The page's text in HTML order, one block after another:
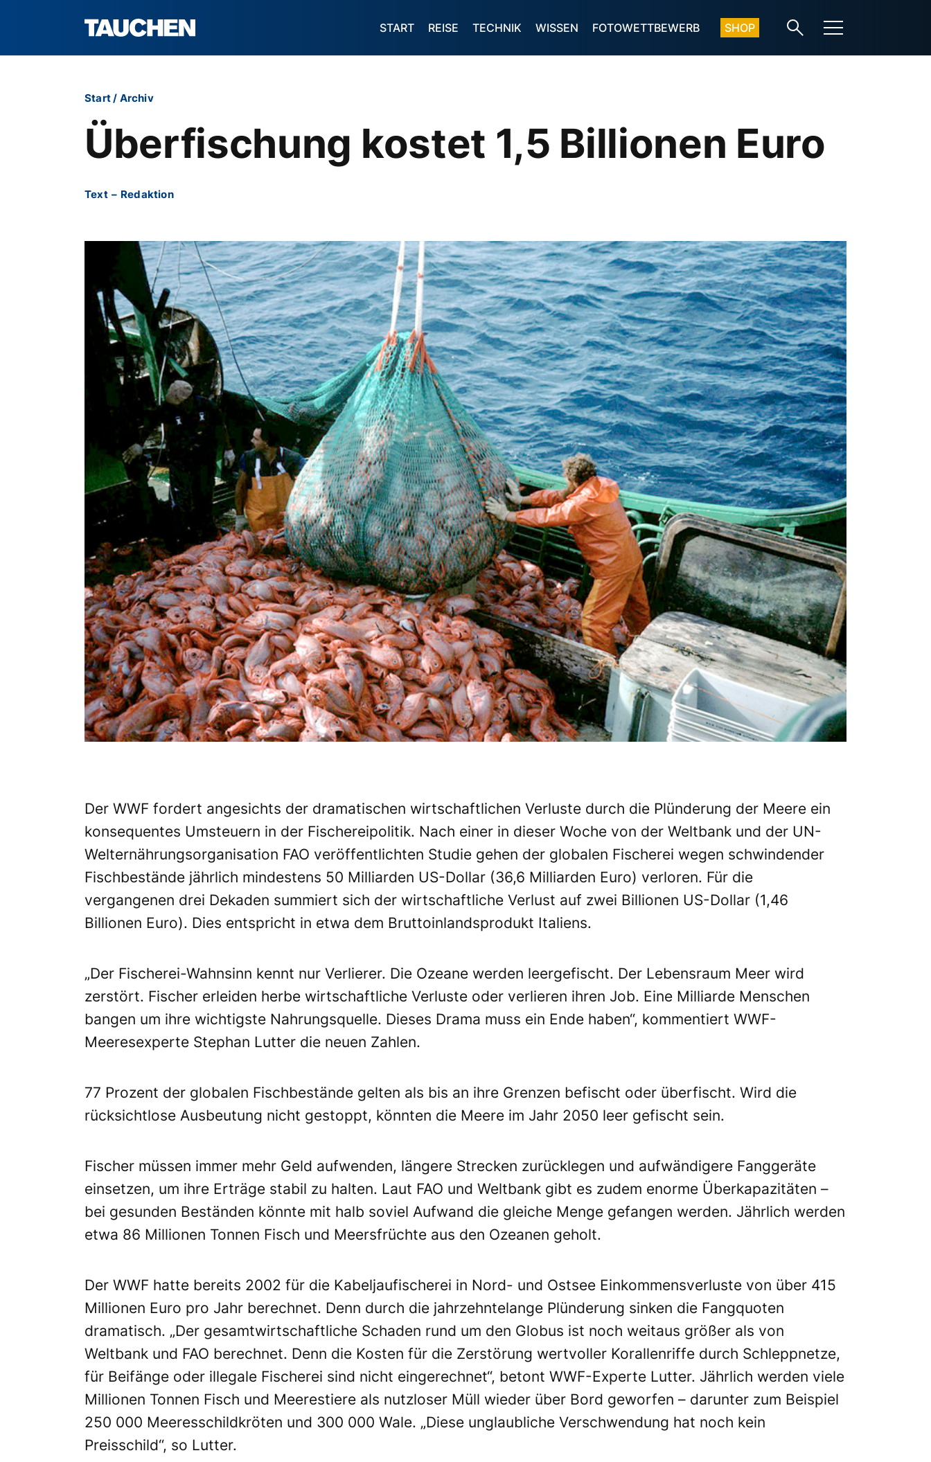
START REISE TECHNIK WISSEN FOTOWETTBEWERB SHOP
Start/ Archiv
Überfischung kostet 1,5 Billionen Euro
Text – Redaktion
Der WWF fordert angesichts der dramatischen wirtschaftlichen Verluste durch die Plünderung der Meere ein
konsequentes Umsteuern in der Fischereipolitik. Nach einer in dieser Woche von der Weltbank und der UN-
Welternährungsorganisation FAO veröffentlichten Studie gehen der globalen Fischerei wegen schwindender
Fischbestände jährlich mindestens 50 Milliarden US-Dollar (36,6 Milliarden Euro) verloren. Für die
vergangenen drei Dekaden summiert sich der wirtschaftliche Verlust auf zwei Billionen US-Dollar (1,46
Billionen Euro). Dies entspricht in etwa dem Bruttoinlandsprodukt Italiens.
„Der Fischerei-Wahnsinn kennt nur Verlierer. Die Ozeane werden leergefischt. Der Lebensraum Meer wird
zerstört. Fischer erleiden herbe wirtschaftliche Verluste oder verlieren ihren Job. Eine Milliarde Menschen
bangen um ihre wichtigste Nahrungsquelle. Dieses Drama muss ein Ende haben“, kommentiert WWF-
Meeresexperte Stephan Lutter die neuen Zahlen.
77 Prozent der globalen Fischbestände gelten als bis an ihre Grenzen befischt oder überfischt. Wird die
rücksichtlose Ausbeutung nicht gestoppt, könnten die Meere im Jahr 2050 leer gefischt sein.
Fischer müssen immer mehr Geld aufwenden, längere Strecken zurücklegen und aufwändigere Fanggeräte
einsetzen, um ihre Erträge stabil zu halten. Laut FAO und Weltbank gibt es zudem enorme Überkapazitäten –
bei gesunden Beständen könnte mit halb soviel Aufwand die gleiche Menge gefangen werden. Jährlich werden
etwa 86 Millionen Tonnen Fisch und Meersfrüchte aus den Ozeanen geholt.
Der WWF hatte bereits 2002 für die Kabeljaufischerei in Nord- und Ostsee Einkommensverluste von über 415
Millionen Euro pro Jahr berechnet. Denn durch die jahrzehntelange Plünderung sinken die Fangquoten
dramatisch. „Der gesamtwirtschaftliche Schaden rund um den Globus ist noch weitaus größer als von
Weltbank und FAO berechnet. Denn die Kosten für die Zerstörung wertvoller Korallenriffe durch Schleppnetze,
für Beifänge oder illegale Fischerei sind nicht eingerechnet“, betont WWF-Experte Lutter. Jährlich werden viele
Millionen Tonnen Fisch und Meerestiere als nutzloser Müll wieder über Bord geworfen – darunter zum Beispiel
250 000 Meeresschildkröten und 300 000 Wale. „Diese unglaubliche Verschwendung hat noch kein
Preisschild“, so Lutter.